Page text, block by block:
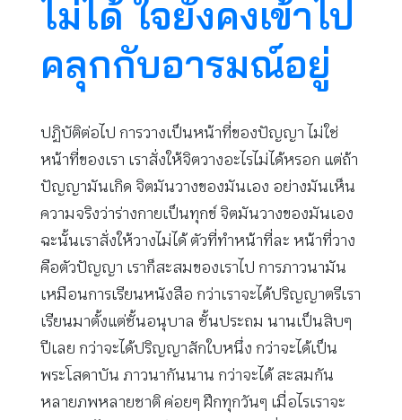
ไม่ได้ ใจยังคงเข้าไป
คลุกกับอารมณ์อยู่
ปฏิบัติต่อไป การวางเป็นหน้าที่ของปัญญา ไม่ใช่
หน้าที่ของเรา เราสั่งให้จิตวางอะไรไม่ได้หรอก แต่ถ้า
ปัญญามันเกิด จิตมันวางของมันเอง อย่างมันเห็น
ความจริงว่าร่างกายเป็นทุกข์ จิตมันวางของมันเอง
ฉะนั้นเราสั่งให้วางไม่ได้ ตัวที่ทำหน้าที่ละ หน้าที่วาง
คือตัวปัญญา เราก็สะสมของเราไป การภาวนามัน
เหมือนการเรียนหนังสือ กว่าเราจะได้ปริญญาตรีเรา
เรียนมาตั้งแต่ชั้นอนุบาล ชั้นประถม นานเป็นสิบๆ
ปีเลย กว่าจะได้ปริญญาสักใบหนึ่ง กว่าจะได้เป็น
พระโสดาบัน ภาวนากันนาน กว่าจะได้ สะสมกัน
หลายภพหลายชาติ ค่อยๆ ฝึกทุกวันๆ เมื่อไรเราจะ